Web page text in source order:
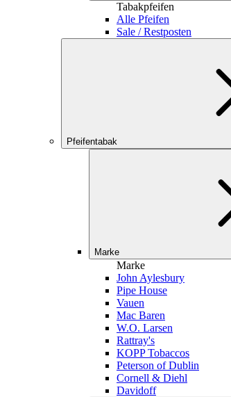
Tabakpfeifen
Alle Pfeifen
Sale / Restposten
Pfeifentabak
Marke
Marke
John Aylesbury
Pipe House
Vauen
Mac Baren
W.O. Larsen
Rattray's
KOPP Tobaccos
Peterson of Dublin
Cornell & Diehl
Davidoff